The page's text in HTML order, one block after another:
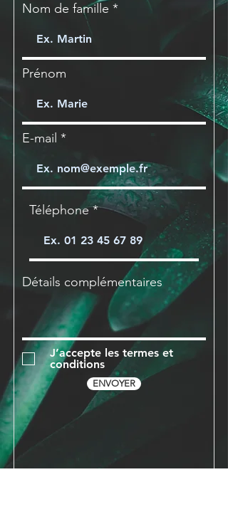
Nom de famille
Prénom
E-mail
Téléphone
Détails complémentaires
J’accepte les termes et
conditions
ENVOYER